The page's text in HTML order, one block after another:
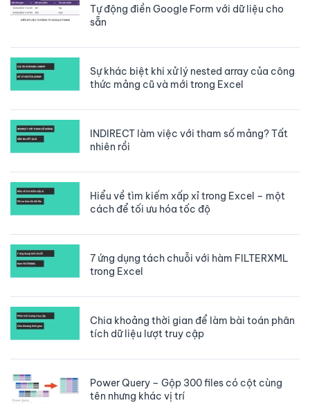
Tự động điền Google Form với dữ liệu cho
sẵn
Sự khác biệt khi xử lý nested array của công
thức mảng cũ và mới trong Excel
INDIRECT làm việc với tham số mảng? Tất
nhiên rồi
Hiểu về tìm kiếm xấp xỉ trong Excel – một
cách để tối ưu hóa tốc độ
7 ứng dụng tách chuỗi với hàm FILTERXML
trong Excel
Chia khoảng thời gian để làm bài toán phân
tích dữ liệu lượt truy cập
Power Query – Gộp 300 files có cột cùng
tên nhưng khác vị trí